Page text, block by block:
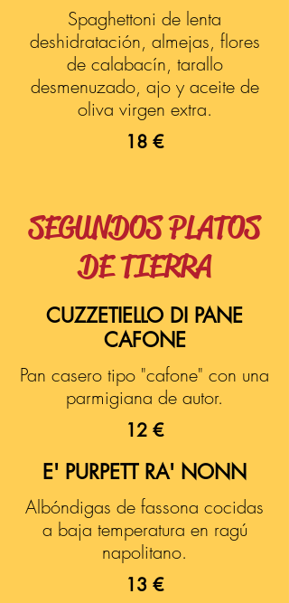
Spaghettoni de lenta
deshidratación, almejas, flores
de calabacín, tarallo
desmenuzado, ajo y aceite de
oliva virgen extra.
18 €
SEGUNDOS PLATOS
DE TIERRA
CUZZETIELLO DI PANE
CAFONE
Pan casero tipo "cafone" con una
parmigiana de autor.
12 €
E' PURPETT RA' NONN
Albóndigas de fassona cocidas
a baja temperatura en ragú
napolitano.
13 €